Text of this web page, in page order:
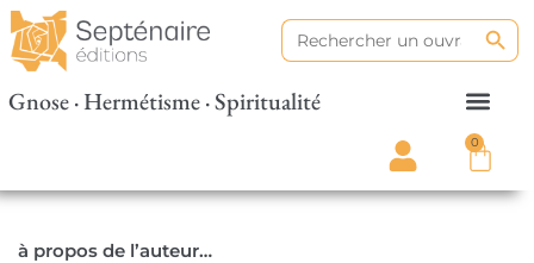
Search
for:
Gnose · Hermétisme · Spiritualité
0
à propos de l’auteur…